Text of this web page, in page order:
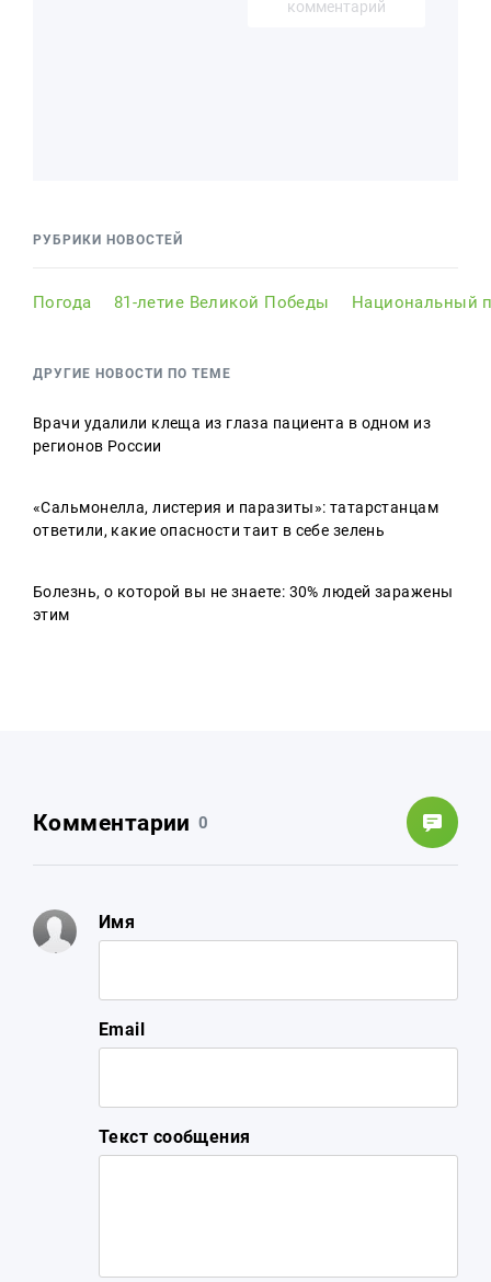
комментарий
РУБРИКИ НОВОСТЕЙ
Погода 81-летие Великой Победы Национальный
ДРУГИЕ НОВОСТИ ПО ТЕМЕ
Врачи удалили клеща из глаза пациента в одном из
регионов России
«Сальмонелла, листерия и паразиты»: татарстанцам
ответили, какие опасности таит в себе зелень
Болезнь, о которой вы не знаете: 30% людей заражены
этим
Комментарии 0
Имя
Email
Текст сообщения